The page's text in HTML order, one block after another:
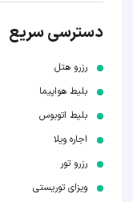
دسترسی سریع
رزرو هتل
بلیط هواپیما
بلیط اتوبوس
اجاره ویلا
رزرو تور
ویزای توریستی